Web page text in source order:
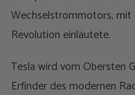
Wechselstrommotors,
Revolution einläutete.
Tesla wird vom Obersten
Erfinder des modernen